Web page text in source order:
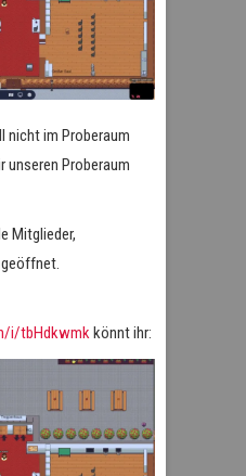
nicht im Proberaum
unseren Proberaum
Mitglieder,
i/tbHdkwmkkönnt ihr: